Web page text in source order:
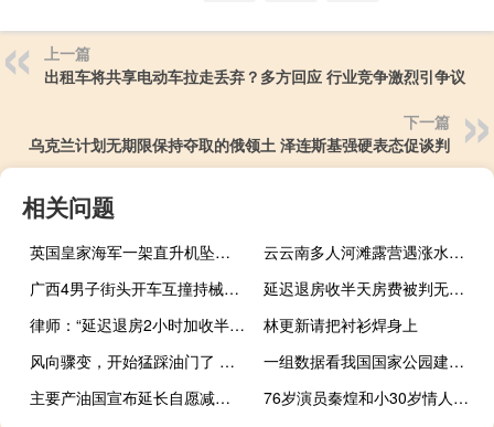
上一篇
出租车将共享电动车拉走丢弃？多方回应 行业竞争激烈引争议
下一篇
乌克兰计划无期限保持夺取的俄领土 泽连斯基强硬表态促谈判
相关问题
英国皇家海军一架直升机坠毁 夜间训练悲剧，1人死亡
云云南多人河滩露营遇涨水车辆被淹
广西4男子街头开车互撞持械打架 警方迅速破案抓捕嫌疑人
延迟退房收半天房费被判无效 法院支持消费者权益
律师：“延迟退房2小时加收半天房费”是一种侵权算法
林更新请把衬衫焊身上
风向骤变，开始猛踩油门了 行业巨头重回赛道
一组数据看我国国家公园建设成绩单 旗舰物种数量显著增长
主要产油国宣布延长自愿减产措施 市场稳定新举措
76岁演员秦煌和小30岁情人分手 经济压力终结恋情